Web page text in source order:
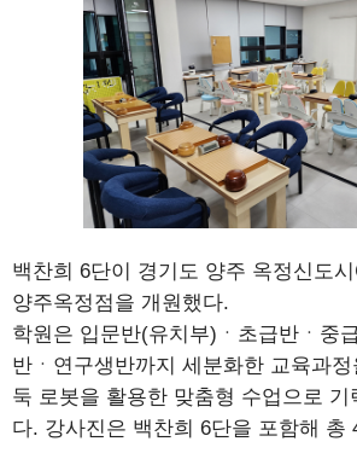
백찬희 6단이 경기도 양주 옥정신도
양주옥정점을 개원했다.
학원은 입문반(유치부)ㆍ초급반ㆍ중
반ㆍ연구생반까지 세분화한 교육과
둑 로봇을 활용한 맞춤형 수업으로
다. 강사진은 백찬희 6단을 포함해 총